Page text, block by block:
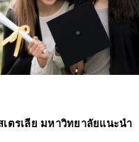
เตรเลีย มหาวิทยาลัยแนะนำ